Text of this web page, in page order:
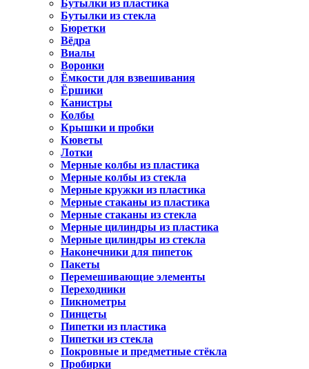
Бутылки из пластика
Бутылки из стекла
Бюретки
Вёдра
Виалы
Воронки
Ёмкости для взвешивания
Ёршики
Канистры
Колбы
Крышки и пробки
Кюветы
Лотки
Мерные колбы из пластика
Мерные колбы из стекла
Мерные кружки из пластика
Мерные стаканы из пластика
Мерные стаканы из стекла
Мерные цилиндры из пластика
Мерные цилиндры из стекла
Наконечники для пипеток
Пакеты
Перемешивающие элементы
Переходники
Пикнометры
Пинцеты
Пипетки из пластика
Пипетки из стекла
Покровные и предметные стёкла
Пробирки